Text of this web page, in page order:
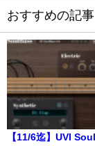
おすすめの記事
【11/6迄】UVI